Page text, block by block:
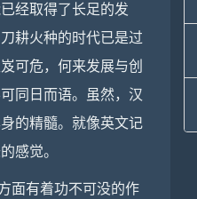
经取得了长足的发
耕火种的时代已是过
可危，何来发展与创
同日而语。虽然，汉
的精髓。就像英文记
感觉。
面有着功不可没的作